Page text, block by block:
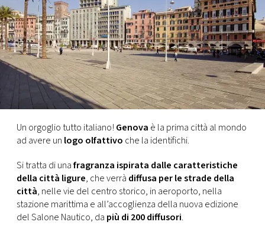
VIDEO
TV
PRINCIPATO
DI
CONSIGLIA
Un orgoglio tutto italiano! Genova è la prima città al mondo
ad avere un logo olfattivo che la identifichi.
Si tratta di unafragranza ispirata dalle caratteristiche
della città ligure, che verrà diffusa per le strade della
città, nelle vie del centro storico, in aeroporto, nella
stazione marittima e all’accoglienza della nuova edizione
del Salone Nautico, da più di 200 diffusori.